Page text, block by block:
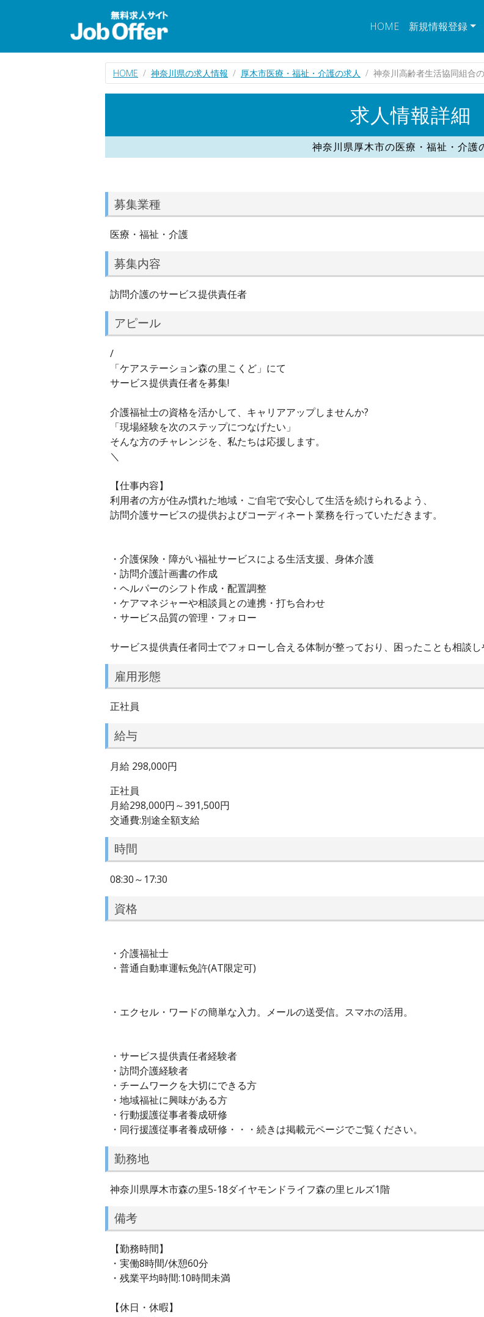
HOME 新規情報登録
HOME 神奈川県の求人情報 厚木市医療・福祉・介護の求人 神奈川高齢者生活協同組合
求人情報詳細
神奈川県厚木市の医療・福祉・介護
募集業種
医療・福祉・介護
募集内容
訪問介護のサービス提供責任者
アピール
/
「ケアステーション森の里こくど」にて
サービス提供責任者を募集!
介護福祉士の資格を活かして、キャリアアップしませんか?
「現場経験を次のステップにつなげたい」
そんな方のチャレンジを、私たちは応援します。
＼
【仕事内容】
利用者の方が住み慣れた地域・ご自宅で安心して生活を続けられるよう、
訪問介護サービスの提供およびコーディネート業務を行っていただきます。
・介護保険・障がい福祉サービスによる生活支援、身体介護
・訪問介護計画書の作成
・ヘルパーのシフト作成・配置調整
・ケアマネジャーや相談員との連携・打ち合わせ
・サービス品質の管理・フォロー
サービス提供責任者同士でフォローし合える体制が整っており、困ったことも相談
雇用形態
正社員
給与
月給 298,000円
正社員
月給298,000円～391,500円
交通費:別途全額支給
時間
08:30～17:30
資格
・介護福祉士
・普通自動車運転免許(AT限定可)
・エクセル・ワードの簡単な入力。メールの送受信。スマホの活用。
・サービス提供責任者経験者
・訪問介護経験者
・チームワークを大切にできる方
・地域福祉に興味がある方
・行動援護従事者養成研修
・同行援護従事者養成研修・・・続きは掲載元ページでご覧ください。
勤務地
神奈川県厚木市森の里5-18ダイヤモンドライフ森の里ヒルズ1階
備考
【勤務時間】
・実働8時間/休憩60分
・残業平均時間:10時間未満
【休日・休暇】